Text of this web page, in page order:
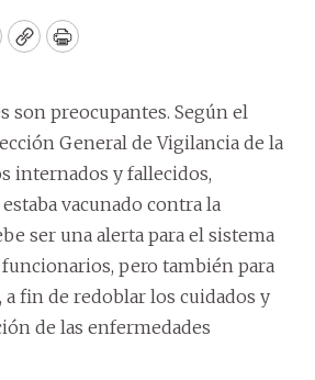
CopyPrint
son preocupantes. Según el
General de Vigilancia de la
internados y fallecidos,
vacunado contra la
ser una alerta para el sistema
funcionarios, pero también para
a fin de redoblar los cuidados y
de las enfermedades